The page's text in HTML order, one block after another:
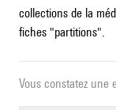
collections de la
fiches "partitions".
Vous constatez une